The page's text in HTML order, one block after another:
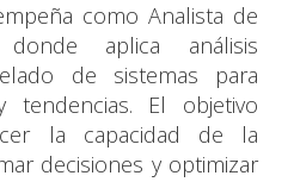
como Analista de
aplica análisis
de sistemas para
tendencias. El objetivo
la capacidad de la
decisiones y optimizar